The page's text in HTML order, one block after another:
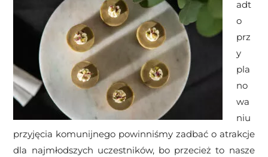
adt
o
prz
y
pla
no
wa
niu
przyjęcia komunijnego powinniśmy zadbać o atrakcje
dla najmłodszych uczestników, bo przecież to nasze